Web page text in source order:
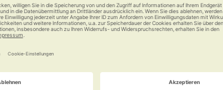
vor Ort
mit medizinischen Fachgeschäften vor Ort,
Versorgung hochwertigen und
erleichtern und Mobilität und Eigenständigkeit